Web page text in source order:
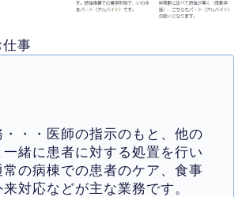
事
・・・医師の指示のもと、他の
緒に患者に対する処置を行い
常の病棟での患者のケア、食事
対応などが主な業務です。